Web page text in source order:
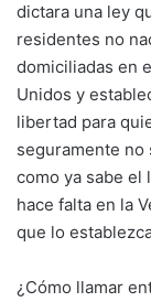
dictara una ley
residentes no
domiciliadas en
Unidos y
libertad para
seguramente no
como ya sabe el
hace falta en la
que lo
¿Cómo llamar